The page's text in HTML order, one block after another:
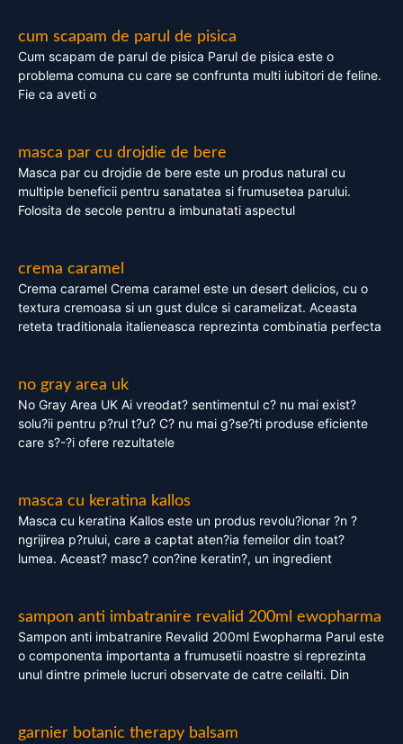
cum scapam de parul de pisica
Cum scapam de parul de pisica Parul de pisica este o
problema comuna cu care se confrunta multi iubitori de feline.
Fie ca aveti o
masca par cu drojdie de bere
Masca par cu drojdie de bere este un produs natural cu
multiple beneficii pentru sanatatea si frumusetea parului.
Folosita de secole pentru a imbunatati aspectul
crema caramel
Crema caramel Crema caramel este un desert delicios, cu o
textura cremoasa si un gust dulce si caramelizat. Aceasta
reteta traditionala italieneasca reprezinta combinatia perfecta
no gray area uk
No Gray Area UK Ai vreodat? sentimentul c? nu mai exist?
solu?ii pentru p?rul t?u? C? nu mai g?se?ti produse eficiente
care s?-?i ofere rezultatele
masca cu keratina kallos
Masca cu keratina Kallos este un produs revolu?ionar ?n ?
ngrijirea p?rului, care a captat aten?ia femeilor din toat?
lumea. Aceast? masc? con?ine keratin?, un ingredient
sampon anti imbatranire revalid 200ml ewopharma
Sampon anti imbatranire Revalid 200ml Ewopharma Parul este
o componenta importanta a frumusetii noastre si reprezinta
unul dintre primele lucruri observate de catre ceilalti. Din
garnier botanic therapy balsam